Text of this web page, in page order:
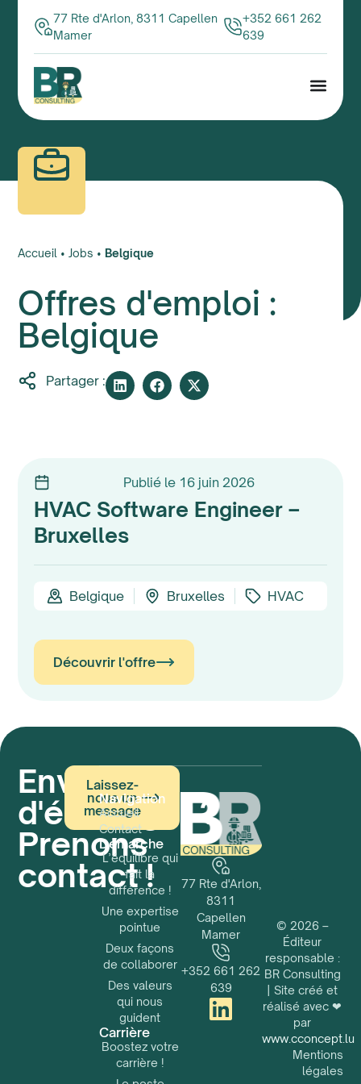
77 Rte d'Arlon, 8311 Capellen
Mamer
+352 661 262
639
Accueil •Jobs • Belgique
Offres d'emploi :
Belgique
Partager :
Publié le 16 juin 2026
HVAC Software Engineer –
Bruxelles
Belgique Bruxelles HVAC
Découvrir l'offre
Envie
d'échanger ?
Prenons
contact !
Laissez-
nous un
message
Navigation
Accueil
Contact
Démarche
L’équilibre qui
fait la
différence !
Une expertise
pointue
Deux façons
de collaborer
Des valeurs
qui nous
guident
Carrière
Boostez votre
carrière !
77 Rte d'Arlon,
8311
Capellen
Mamer
+352 661 262
639
© 2026 –
Éditeur
responsable :
BR Consulting
| Site créé et
réalisé avec ❤
par
www.cconcept.lu
Mentions
légales